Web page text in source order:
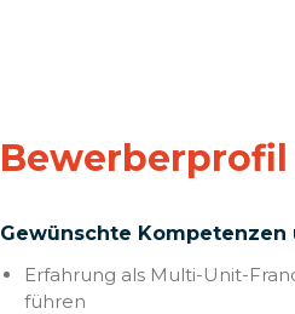
Bewerberprofil
Gewünschte Kompetenzen
Erfahrung als Multi-Unit-
führen